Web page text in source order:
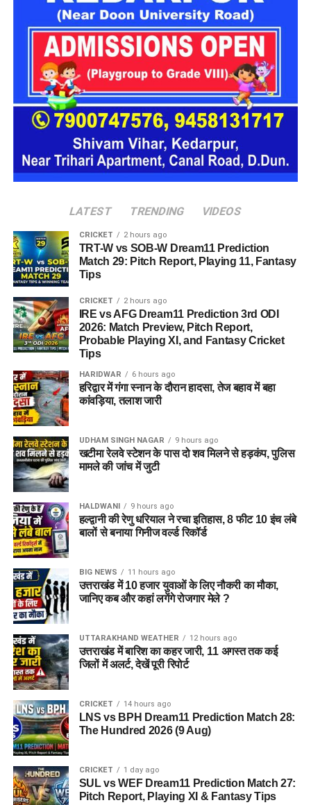
पूछताछ में ये बात सामने आई कि आरोपी अलग-अलग लोगों के सामने अपनी
पहचान बदलता था। कभी वो खुद को गृह मंत्रालय का अधिकारी बताता,
कभी रक्षा मंत्रालय से जुड़ा अफसर और कभी भारतीय सेना का वरिष्ठ
अधिकारी होने का दावा करता था।
देहरादून पुलिस ने किया गिरफ्तार
देहरादून पुलिस
को ये भी जानकारी मिली है कि वो कई होटलों में ठहरने के
बाद भुगतान किए बिना चला जाता था और होटल कर्मचारियों व सुरक्षा
कर्मियों के साथ भी कथित तौर पर धोखाधड़ी करता था।
पुलिस द्वारा की गई तलाशी में आरोपी के पास से सेना की वर्दी, बैज, कैप और
वॉकी-टॉकी बरामद किए गए हैं। शुरुआती जांच के अनुसार, इन वस्तुओं का
इस्तेमाल वो लोगों का भरोसा जीतने और खुद को प्रभावशाली अधिकारी
साबित करने के लिए करता था।
पुलिस मामले की जांच में जुटी
फिलहाल पुलिस ने मामला दर्ज कर जांच आगे बढ़ा दी है। अधिकारियों का
कहना है कि जांच के दौरान यदि अन्य पीड़ित सामने आते हैं तो उनके बयान
भी दर्ज किए जाएंगे और मामले के सभी पहलुओं की गहन पड़ताल की जाएगी।
FAQs (EX Ias Son Yashvardhan Arrested)
1. क्या देहरादून पुलिस ने पूर्व मुख्य सचिव के बेटे
को गिरफ्तार किया है ?
हां देहरादून पुलिस ने यशवर्धन नाम के युवक को गिरफ्तार किया है, जो
उत्तराखंड के पूर्व मुख्य सचिव और पूर्व आईएएस अधिकारी का बेटा बताया जा
2. आरोपी पर क्या आरोप हैं?
आरोपी पर खुद को केंद्र सरकार, गृह मंत्रालय, रक्षा मंत्रालय और भारतीय
सेना का वरिष्ठ अधिकारी बताकर लोगों से ठगी करने का आरोप है।
3. शिकायत किसने दर्ज कराई थी?
दिल्ली निवासी एक युवती ने शिकायत दर्ज कराई थी। आरोप है कि आरोपी ने
प्रभावशाली सरकारी संपर्कों का झांसा देकर उससे करीब 4.5 लाख रुपये
LATEST TRENDING VIDEOS
CRICKET 2 hours ago
TRT-W vs SOB-W Dream11 Prediction
Match 29: Pitch Report, Playing 11, Fantasy
Tips
CRICKET 2 hours ago
IRE vs AFG Dream11 Prediction 3rd ODI
2026: Match Preview, Pitch Report,
Probable Playing XI, and Fantasy Cricket
Tips
HARIDWAR 6 hours ago
हरिद्वार में गंगा स्नान के दौरान हादसा, तेज बहाव में बहा
कांवड़िया, तलाश जारी
UDHAM SINGH NAGAR 9 hours ago
खटीमा रेलवे स्टेशन के पास दो शव मिलने से हड़कंप, पुलिस
मामले की जांच में जुटी
HALDWANI 9 hours ago
हल्द्वानी की रेणु धरियाल ने रचा इतिहास, 8 फीट 10 इंच लंबे
बालों से बनाया गिनीज वर्ल्ड रिकॉर्ड
BIG NEWS 11 hours ago
उत्तराखंड में 10 हजार युवाओं के लिए नौकरी का मौका,
जानिए कब और कहां लगेंगे रोजगार मेले ?
UTTARAKHAND WEATHER 12 hours ago
उत्तराखंड में बारिश का कहर जारी, 11 अगस्त तक कई
जिलों में अलर्ट, देखें पूरी रिपोर्ट
CRICKET 14 hours ago
LNS vs BPH Dream11 Prediction Match 28:
The Hundred 2026 (9 Aug)
CRICKET 1 day ago
SUL vs WEF Dream11 Prediction Match 27:
Pitch Report, Playing XI & Fantasy Tips